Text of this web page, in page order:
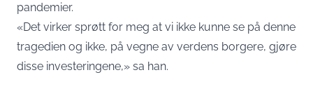
pandemier.
«Det virker sprøtt for meg at vi ikke kunne se på denne
tragedien og ikke, på vegne av verdens borgere, gjøre
disse investeringene,» sa han.